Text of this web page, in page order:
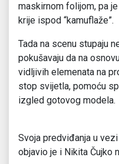
maskirnom folijom, pa
krije ispod “kamuflaže”.
Tada na scenu stupaju
pokušavaju da na
vidljivih elemenata na
stop svijetla, pomoću
izgled gotovog modela.
Svoja predviđanja u
objavio je i Nikita Čujko